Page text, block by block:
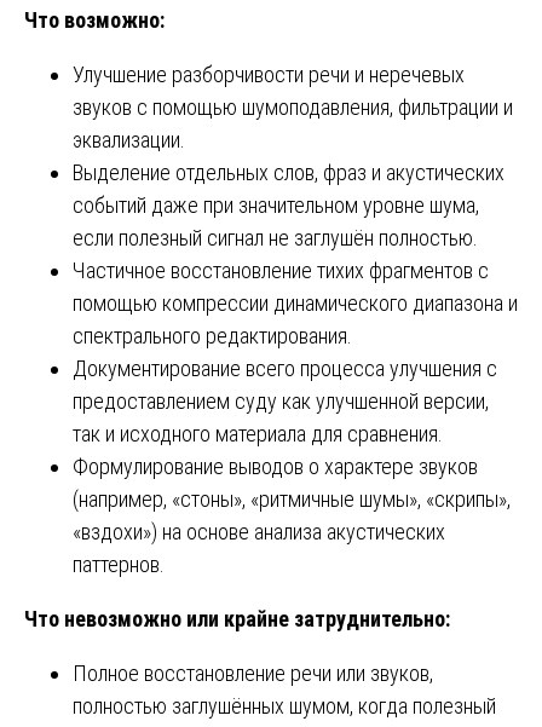
Что возможно:
Улучшение разборчивости речи и неречевых
звуков с помощью шумоподавления, фильтрации и
эквализации.
Выделение отдельных слов, фраз и акустических
событий даже при значительном уровне шума,
если полезный сигнал не заглушён полностью.
Частичное восстановление тихих фрагментов с
помощью компрессии динамического диапазона и
спектрального редактирования.
Документирование всего процесса улучшения с
предоставлением суду как улучшенной версии,
так и исходного материала для сравнения.
Формулирование выводов о характере звуков
(например, «стоны», «ритмичные шумы», «скрипы»,
«вздохи») на основе анализа акустических
паттернов.
Что невозможно или крайне затруднительно:
Полное восстановление речи или звуков,
полностью заглушённых шумом, когда полезный